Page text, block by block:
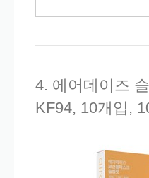
4. 에어데이즈
KF94, 10개입,